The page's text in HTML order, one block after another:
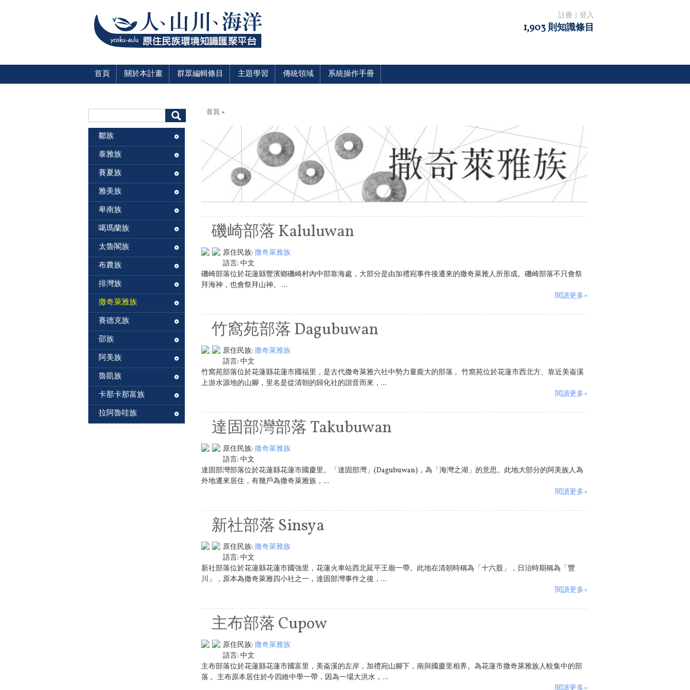
註冊 登入
1,903 則知識條目
首頁 關於本計畫 群眾編輯條目 主題學習 傳統領域 系統操作手冊
您在這裡
首頁 »
磯崎部落 Kaluluwan
原住民族: 撒奇萊雅族
語言: 中文
磯崎部落位於花蓮縣豐濱鄉磯崎村內中部靠海處，大部分是由加禮宛事件後遷來的撒奇萊雅人所形成。磯崎部落不只會祭
拜海神，也會祭拜山神。 ...
閱讀更多»
竹窩苑部落 Dagubuwan
原住民族: 撒奇萊雅族
語言: 中文
竹窩苑部落位於花蓮縣花蓮市國福里，是古代撒奇萊雅六社中勢力量龐大的部落 。竹窩苑位於花蓮市西北方、靠近美崙溪
上游水源地的山腳，里名是從清朝的歸化社的諧音而來，...
閱讀更多»
達固部灣部落 Takubuwan
原住民族: 撒奇萊雅族
語言: 中文
達固部灣部落位於花蓮縣花蓮市國慶里。「達固部灣」(Dagubuwan)，為「海灣之湖」的意思。此地大部分的阿美族人為
外地遷來居住，有幾戶為撒奇萊雅族，...
閱讀更多»
新社部落 Sinsya
原住民族: 撒奇萊雅族
語言: 中文
新社部落位於花蓮縣花蓮市國強里，花蓮火車站西北延平王廟一帶。此地在清朝時稱為「十六股」，日治時期稱為「豐
川」，原本為撒奇萊雅四小社之一，達固部灣事件之後，...
閱讀更多»
主布部落 Cupow
原住民族: 撒奇萊雅族
語言: 中文
主布部落位於花蓮縣花蓮市國富里，美崙溪的左岸，加禮宛山腳下，南與國慶里相界。為花蓮市撒奇萊雅族人較集中的部
落 。主布原本居住於今四維中學一帶，因為一場大洪水，...
鄒族
泰雅族
賽夏族
雅美族
卑南族
噶瑪蘭族
太魯閣族
布農族
排灣族
撒奇萊雅族
賽德克族
邵族
阿美族
魯凱族
卡那卡那富族
拉阿魯哇族